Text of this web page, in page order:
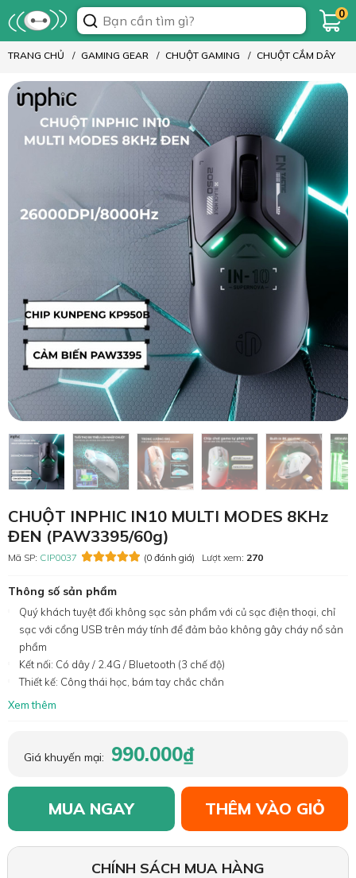
0
TRANG CHỦ GAMING GEAR CHUỘT GAMING CHUỘT CẮM DÂY
CHUỘT INPHIC IN10 MULTI MODES 8KHz
ĐEN (PAW3395/60g)
Mã SP: CIP0037 (0 đánh giá) Lượt xem: 270
Thông số sản phẩm
Quý khách tuyệt đối không sạc sản phẩm với củ sạc điện thoại, chỉ
sạc với cổng USB trên máy tính để đảm bảo không gây cháy nổ sản
phẩm
Kết nối: Có dây / 2.4G / Bluetooth (3 chế độ)
Thiết kế: Công thái học, bám tay chắc chắn
Xem thêm
Giá khuyến mại: 990.000₫
MUA NGAY THÊM VÀO GIỎ
CHÍNH SÁCH MUA HÀNG